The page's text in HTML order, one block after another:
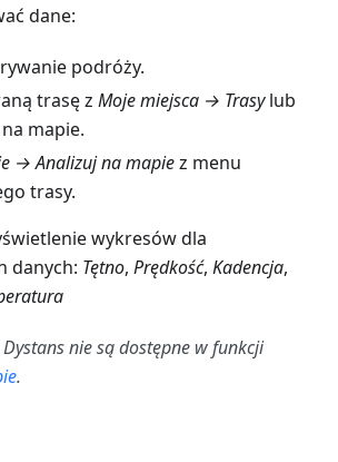
dane:
podróży.
trasę z Moje miejsca → Trasylub
mapie.
→ Analizuj na mapiez menu
trasy.
wykresów dla
danych: Tętno, Prędkość, Kadencja,
nie są dostępne w funkcji
.